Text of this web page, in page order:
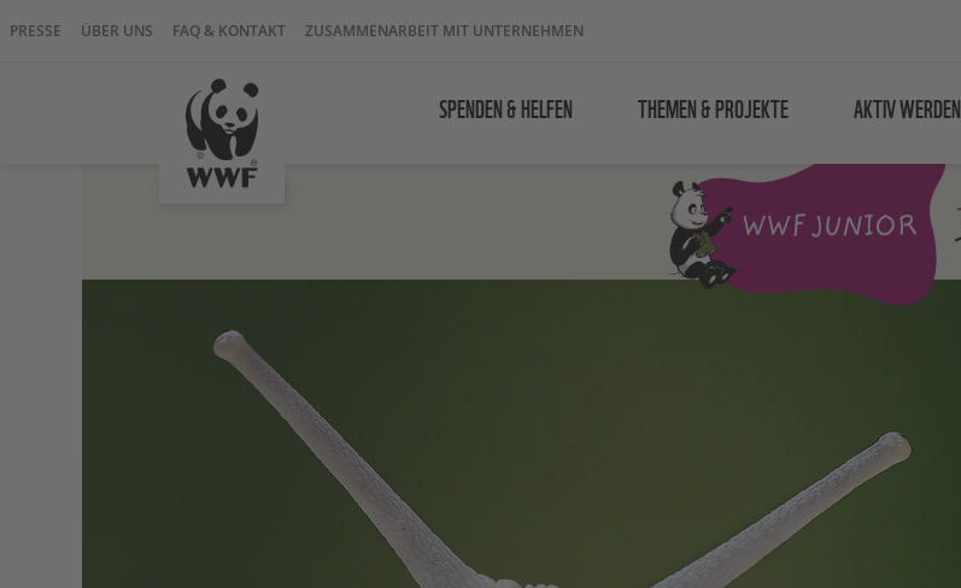
PRESSE ÜBER UNS FAQ & KONTAKT ZUSAMMENARBEIT MIT UNTERNEHMEN
SPENDEN & HELFEN THEMEN & PROJEKTE AKTIV WERDEN